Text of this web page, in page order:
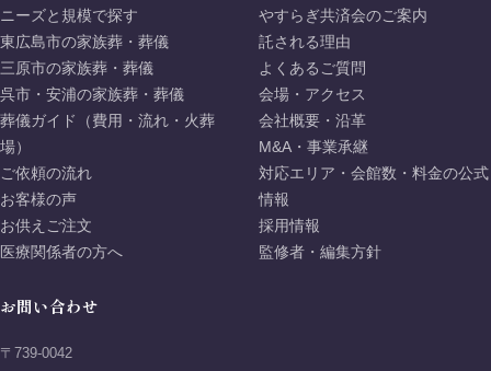
ニーズと規模で探す
東広島市の家族葬・葬儀
三原市の家族葬・葬儀
呉市・安浦の家族葬・葬儀
葬儀ガイド（費用・流れ・火葬
場）
ご依頼の流れ
お客様の声
お供えご注文
医療関係者の方へ
やすらぎ共済会のご案内
託される理由
よくあるご質問
会場・アクセス
会社概要・沿革
M&A・事業承継
対応エリア・会館数・料金の公式
情報
採用情報
監修者・編集方針
お問い合わせ
〒739-0042